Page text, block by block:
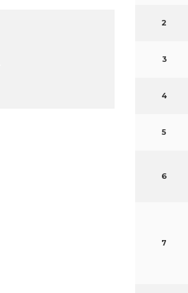
2
3
4
5
6
7